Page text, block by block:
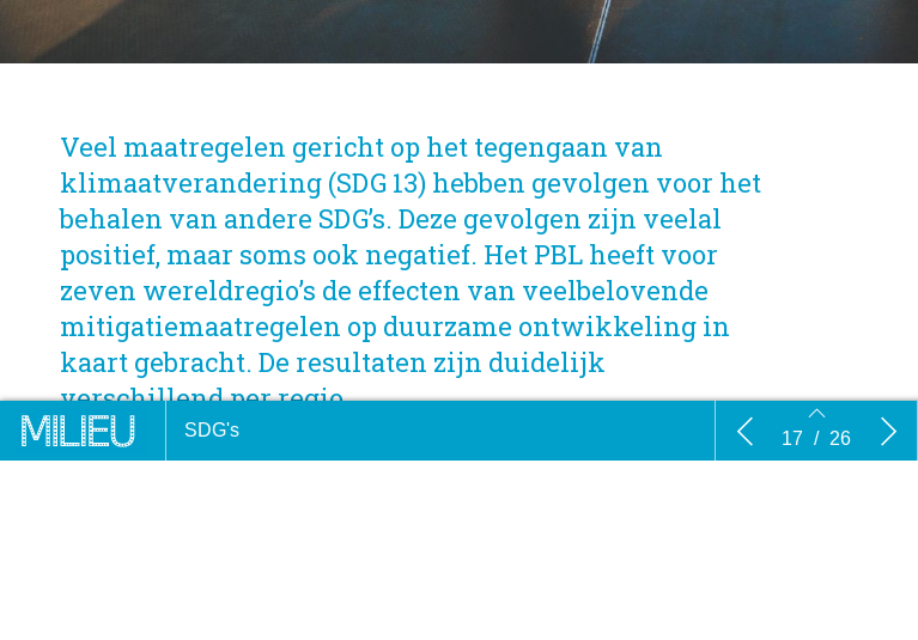
van de pers
Synergie tussen klimaataanpak en
behalen ontwikkelingsdoelen
SDG's 17 / 26
Veel maatregelen gericht op het tegengaan van
klimaatverandering (SDG 13) hebben gevolgen voor het
behalen van andere SDG’s. Deze gevolgen zijn veelal
positief, maar soms ook negatief. Het PBL heeft voor
zeven wereldregio’s de effecten van veelbelovende
mitigatiemaatregelen op duurzame ontwikkeling in
kaart gebracht. De resultaten zijn duidelijk
verschillend per regio.